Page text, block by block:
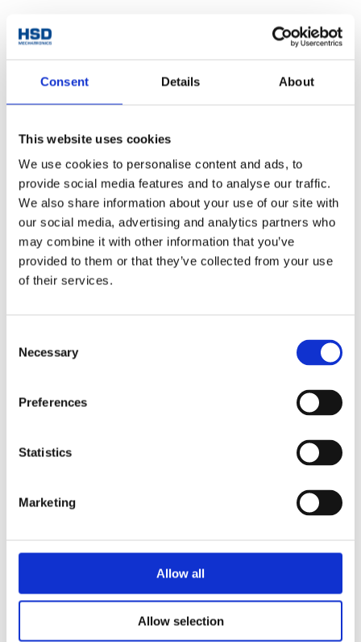
Consent Details About
This website uses cookies
We use cookies to personalise content and ads, to
provide social media features and to analyse our traffic.
We also share information about your use of our site with
our social media, advertising and analytics partners who
may combine it with other information that you’ve
provided to them or that they’ve collected from your use
of their services.
Selection
Necessary
Preferences
Statistics
Marketing
Allow all
Allow selection
SM137
SM141